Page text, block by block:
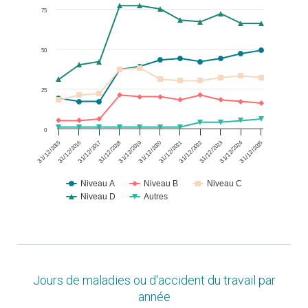
The chart has 1 Y axis displaying values. Data ranges from 1 to
Niveau A Niveau B
Niveau C
Niveau D
Autres
31/12/
2015
31/12/
2016
31/12/
2017
31/12/
2018
31/12/
2019
31/12/
2020
31/12/
2021
31/12/
2022
31/12/
2023
31/12/
2024
31/12/
2025
0
25
50
75
Jours de maladies ou d'accident du travail par
année